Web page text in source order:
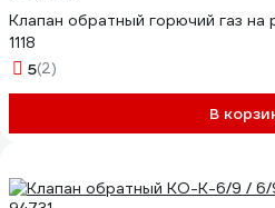
Клапан обратный горючий газ на
1118
5(2)
В